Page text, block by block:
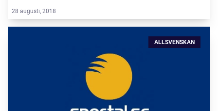
28 augusti, 2018
ALLSVENSKAN